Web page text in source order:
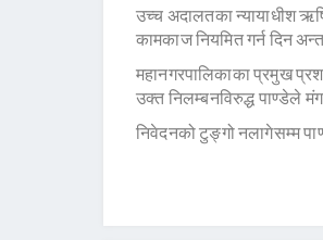
उच्च अदालतका न्यायाधीश
कामकाज नियमित गर्न दिन
महानगरपालिकाका प्रमुख
उक्त निलम्बनविरुद्ध पाण्डेले
निवेदनको टुङ्गो नलागेसम्म